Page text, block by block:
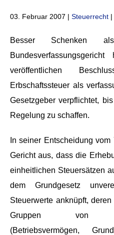
03. Februar 2007 | Steuerrecht |
Besser Schenken
veröffentlichen
Erbschaftssteuer als
Gesetzgeber verpflichtet,
Regelung zu schaffen.
In seiner Entscheidung
Gericht aus, dass die
einheitlichen Steuersätzen
dem Grundgesetz
Steuerwerte anknüpft,
Gruppen von
(Betriebsvermögen,